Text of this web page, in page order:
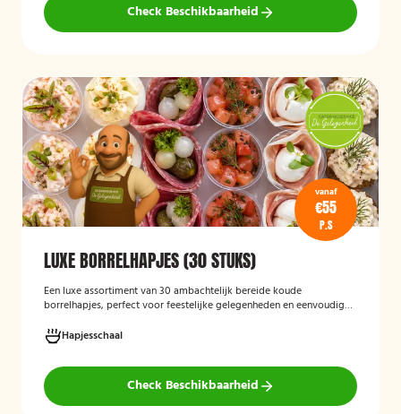
Check Beschikbaarheid
vanaf
€55
P.S
LUXE BORRELHAPJES (30 STUKS)
Een luxe assortiment van 30 ambachtelijk bereide koude
borrelhapjes, perfect voor feestelijke gelegenheden en eenvoudig
Hapjesschaal
Check Beschikbaarheid